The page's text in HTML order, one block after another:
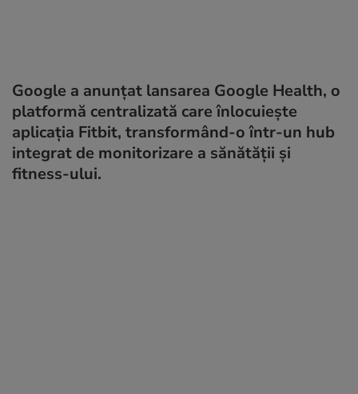
Google a anunțat lansarea Google Health, o
platformă centralizată care înlocuiește
aplicația Fitbit, transformând-o într-un hub
integrat de monitorizare a sănătății și
fitness-ului.